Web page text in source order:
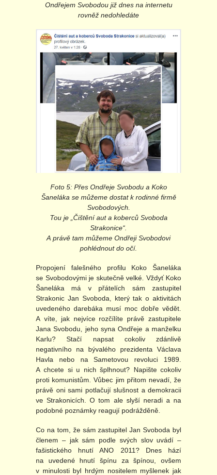
Ondřejem Svobodou již dnes na internetu
rovněž nedohledáte
Foto 5: Přes Ondřeje Svobodu a Koko
Šaneláka se můžeme dostat k rodinné firmě
Svobodových.
Tou je „Čištění aut a koberců Svoboda
Strakonice“.
A právě tam můžeme Ondřeji Svobodovi
pohlédnout do očí.
Propojení falešného profilu Koko Šaneláka
se Svobodovými je skutečně velké. Vždyť Koko
Šaneláka má v přátelích sám zastupitel
Strakonic Jan Svoboda, který tak o aktivitách
uvedeného darebáka musí moc dobře vědět.
A víte, jak nejvíce rozčílíte právě zastupitele
Jana Svobodu, jeho syna Ondřeje a manželku
Karlu? Stačí napsat cokoliv zdánlivě
negativního na bývalého prezidenta Václava
Havla nebo na Sametovou revoluci 1989.
A chcete si u nich šplhnout? Napište cokoliv
proti komunistům. Vůbec jim přitom nevadí, že
právě oni sami potlačují slušnost a demokracii
ve Strakonicích. O tom ale slyší neradi a na
podobné poznámky reagují podrážděně.
Co na tom, že sám zastupitel Jan Svoboda byl
členem – jak sám podle svých slov uvádí –
fašistického hnutí ANO 2011? Dnes hází
na uvedené hnutí špínu za špínou, ovšem
v minulosti byl hrdým nositelem myšlenek jak